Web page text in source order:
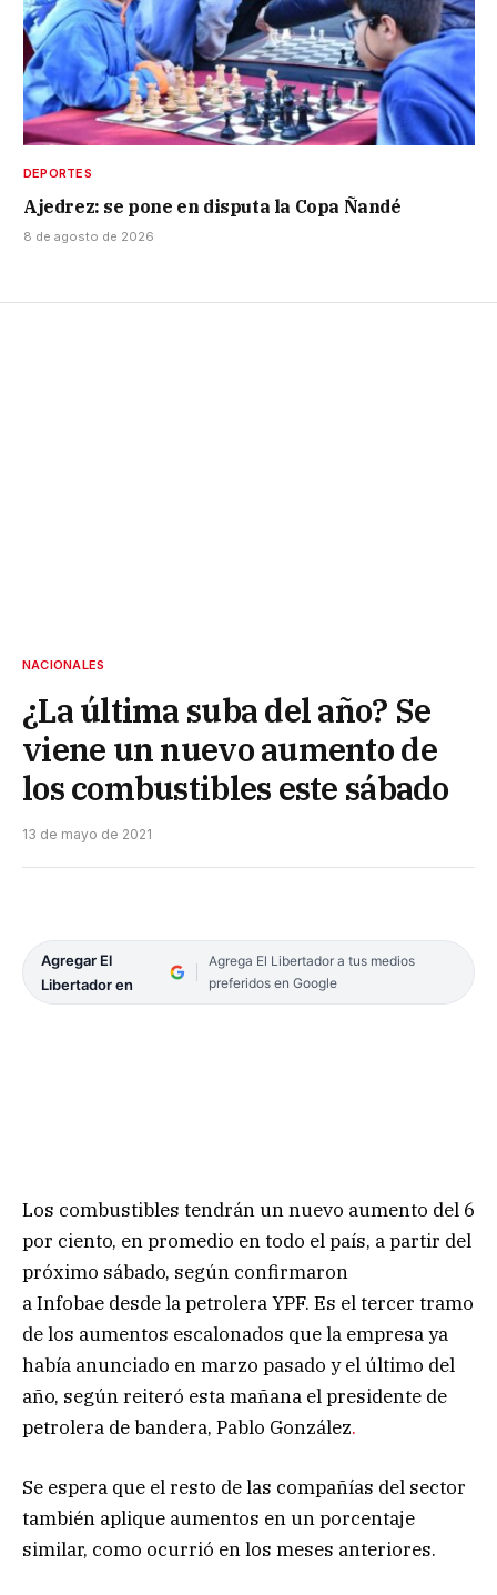
DEPORTES
Ajedrez: se pone en disputa la Copa Ñandé
8 de agosto de 2026
NACIONALES
¿La última suba del año? Se
viene un nuevo aumento de
los combustibles este sábado
13 de mayo de 2021
Agregar El
Libertador en
Agrega El Libertador a tus medios
preferidos en Google
Los combustibles tendrán un nuevo aumento del 6
por ciento, en promedio en todo el país, a partir del
próximo sábado, según confirmaron
a Infobae desde la petrolera YPF. Es el tercer tramo
de los aumentos escalonados que la empresa ya
había anunciado en marzo pasado y el último del
año, según reiteró esta mañana el presidente de
petrolera de bandera, Pablo González.
Se espera que el resto de las compañías del sector
también aplique aumentos en un porcentaje
similar, como ocurrió en los meses anteriores.